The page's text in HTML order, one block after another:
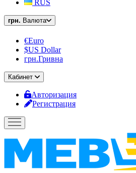
RUS
грн. Валюта
€Euro
$US Dollar
грн.Гривна
Кабинет
Авторизация
Регистрация